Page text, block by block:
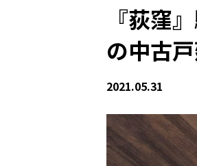
『荻窪
の中古
2021.05.31